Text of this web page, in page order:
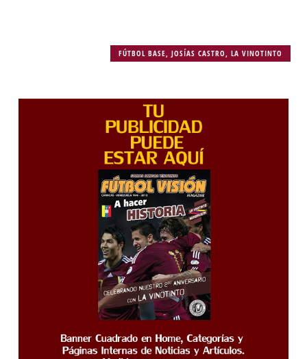
FÚTBOL BASE,JOSÍAS CASTRO,LA VINOTINTO